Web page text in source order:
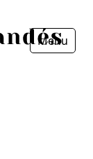
Menu
Fermer